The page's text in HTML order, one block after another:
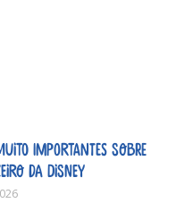
importantes sobre
da Disney